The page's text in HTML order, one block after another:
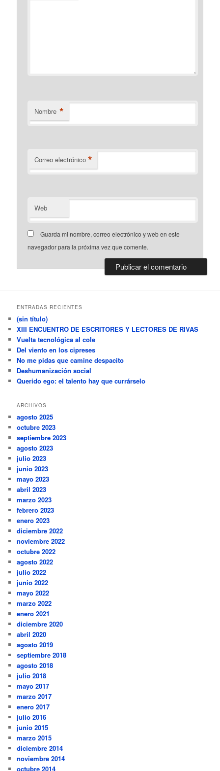
Nombre *
Correo electrónico *
Web
Guarda mi nombre, correo electrónico y web en este
navegador para la próxima vez que comente.
ENTRADAS RECIENTES
(sin título)
XIII ENCUENTRO DE ESCRITORES Y LECTORES DE RIVAS
Vuelta tecnológica al cole
Del viento en los cipreses
No me pidas que camine despacito
Deshumanización social
Querido ego: el talento hay que currárselo
ARCHIVOS
agosto 2025
octubre 2023
septiembre 2023
agosto 2023
julio 2023
junio 2023
mayo 2023
abril 2023
marzo 2023
febrero 2023
enero 2023
diciembre 2022
noviembre 2022
octubre 2022
agosto 2022
julio 2022
junio 2022
mayo 2022
marzo 2022
enero 2021
diciembre 2020
abril 2020
agosto 2019
septiembre 2018
agosto 2018
julio 2018
mayo 2017
marzo 2017
enero 2017
julio 2016
junio 2015
marzo 2015
diciembre 2014
noviembre 2014
octubre 2014